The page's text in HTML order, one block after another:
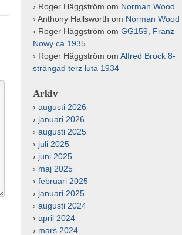
Roger Häggström om Norman Wood
Anthony Hallsworth om Norman Wood
Roger Häggström om GG159, Franz
Nowy ca 1935
Roger Häggström om Alfred Brock 8-
strängad terz luta 1934
Arkiv
augusti 2026
januari 2026
augusti 2025
juli 2025
juni 2025
maj 2025
februari 2025
januari 2025
augusti 2024
april 2024
mars 2024